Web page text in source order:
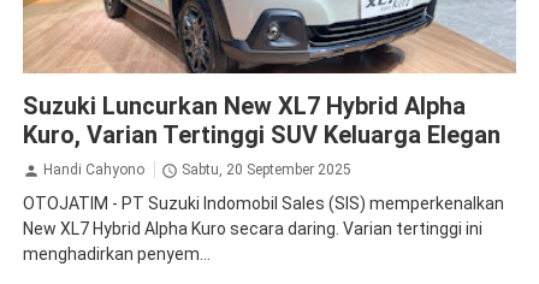
Suzuki Luncurkan New XL7 Hybrid Alpha
Kuro, Varian Tertinggi SUV Keluarga Elegan
Handi Cahyono Sabtu, 20 September 2025
OTOJATIM - PT Suzuki Indomobil Sales (SIS) memperkenalkan
New XL7 Hybrid Alpha Kuro secara daring. Varian tertinggi ini
menghadirkan penyem...